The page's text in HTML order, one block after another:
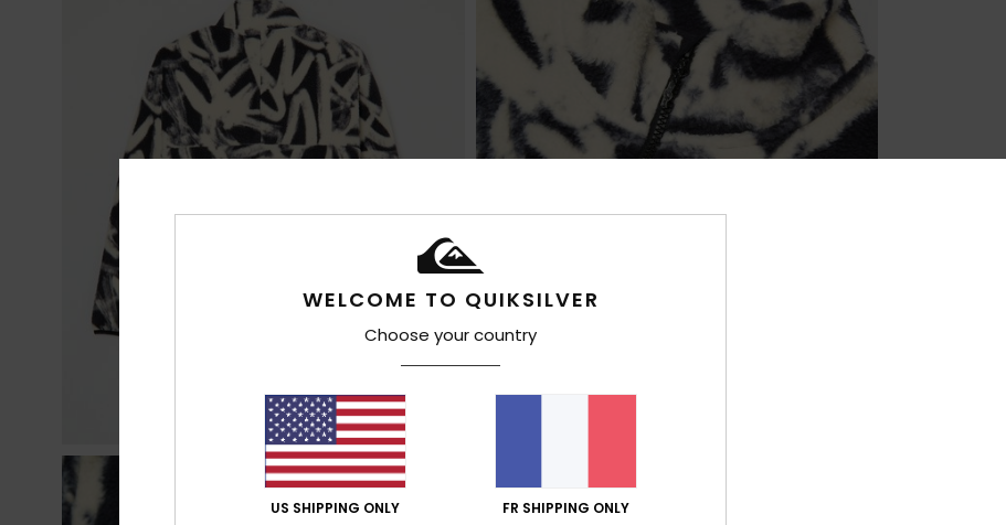
WELCOME TO QUIKSILVER
Choose your country
US SHIPPING ONLY FR SHIPPING ONLY